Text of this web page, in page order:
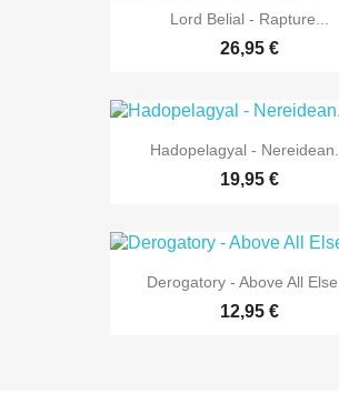
Lord Belial - Rapture...
26,95 €
Hadopelagyal -
19,95 €
Derogatory - Above All
12,95 €